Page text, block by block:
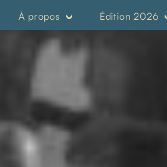
À propos Édition 2026